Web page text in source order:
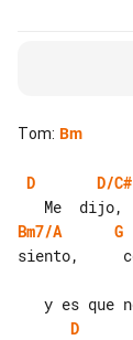
Tom: Bm
D D/C#
Bm7/A
G
D